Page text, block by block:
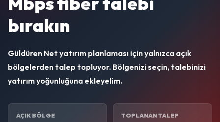
bırakın
Güldüren Net yatırım planlaması için yalnızca açık
bölgelerden talep topluyor. Bölgenizi seçin, talebinizi
yatırım yoğunluğuna ekleyelim.
AÇIK BÖLGE TOPLANAN TALEP